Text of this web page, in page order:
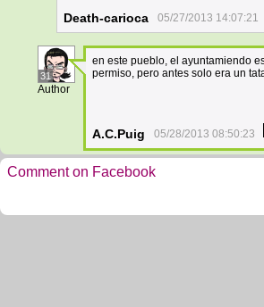
Death-carioca 05/27/2013 14:07:21
31
Author
en este pueblo, el ayuntamiendo
permiso, pero antes solo era un
A.C.Puig 05/28/2013 08:50:23
Comment on Facebook